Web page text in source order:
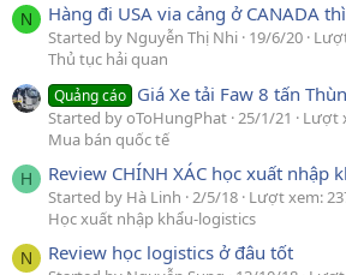
N Hàng đi USA via cảng ở CANADA
Started by Nguyễn Thị Nhi 19/6/20
Thủ tục hải quan
Quảng cáo Giá Xe tải Faw 8 tấn
Started by oToHungPhat 25/1/21
Lượt
Mua bán quốc tế
H Review CHÍNH XÁC học xuất nhập
Started by Hà Linh 2/5/18 Lượt xem:
Học xuất nhập khẩu-logistics
N Review học logistics ở đâu tốt